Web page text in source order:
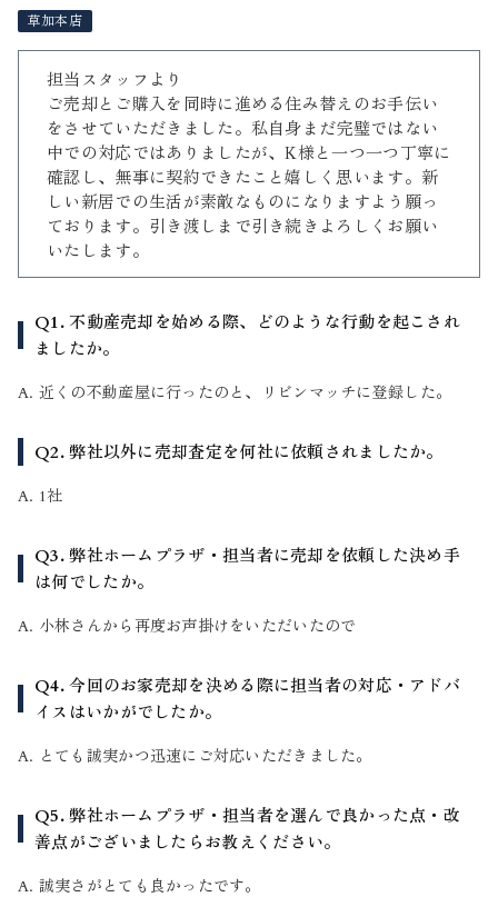
草加本店
担当スタッフより
ご売却とご購入を同時に進める住み替えのお手伝い
をさせていただきました。私自身まだ完璧ではない
中での対応ではありましたが、K様と一つ一つ丁寧に
確認し、無事に契約できたこと嬉しく思います。新
しい新居での生活が素敵なものになりますよう願っ
ております。引き渡しまで引き続きよろしくお願い
いたします。
Q1. 不動産売却を始める際、どのような行動を起こされ
ましたか。
A. 近くの不動産屋に行ったのと、リビンマッチに登録した。
Q2. 弊社以外に売却査定を何社に依頼されましたか。
A. 1社
Q3. 弊社ホームプラザ・担当者に売却を依頼した決め手
は何でしたか。
A. 小林さんから再度お声掛けをいただいたので
Q4. 今回のお家売却を決める際に担当者の対応・アドバ
イスはいかがでしたか。
A. とても誠実かつ迅速にご対応いただきました。
Q5. 弊社ホームプラザ・担当者を選んで良かった点・改
善点がございましたらお教えください。
A. 誠実さがとても良かったです。